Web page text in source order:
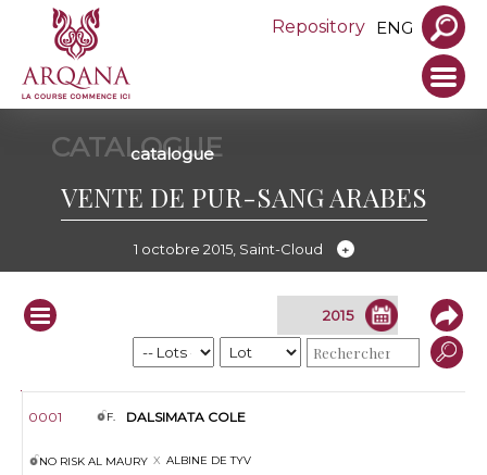
Repository ENG
CATALOGUE
catalogue
VENTE DE PUR-SANG ARABES
1 octobre 2015, Saint-Cloud
Lot
S. Prod. Nom Père Mère Pleine de Vendeur
0001 F. DALSIMATA COLE
NO RISK AL MAURY ALBINE DE TYV